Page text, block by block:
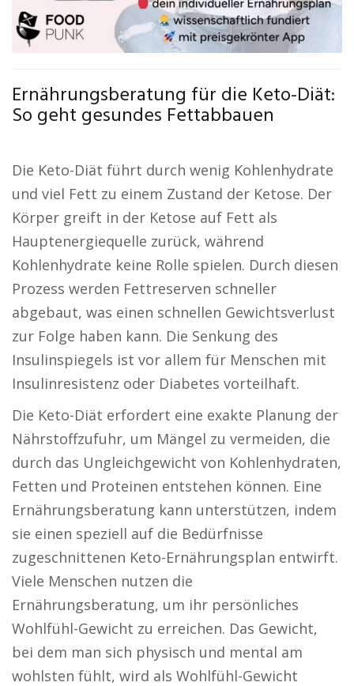
Ernährungsberatung für die Keto-Diät:
So geht gesundes Fettabbauen
Die Keto-Diät führt durch wenig Kohlenhydrate
und viel Fett zu einem Zustand der Ketose. Der
Körper greift in der Ketose auf Fett als
Hauptenergiequelle zurück, während
Kohlenhydrate keine Rolle spielen. Durch diesen
Prozess werden Fettreserven schneller
abgebaut, was einen schnellen Gewichtsverlust
zur Folge haben kann. Die Senkung des
Insulinspiegels ist vor allem für Menschen mit
Insulinresistenz oder Diabetes vorteilhaft.
Die Keto-Diät erfordert eine exakte Planung der
Nährstoffzufuhr, um Mängel zu vermeiden, die
durch das Ungleichgewicht von Kohlenhydraten,
Fetten und Proteinen entstehen können. Eine
Ernährungsberatung kann unterstützen, indem
sie einen speziell auf die Bedürfnisse
zugeschnittenen Keto-Ernährungsplan entwirft.
Viele Menschen nutzen die
Ernährungsberatung, um ihr persönliches
Wohlfühl-Gewicht zu erreichen. Das Gewicht,
bei dem man sich physisch und mental am
wohlsten fühlt, wird als Wohlfühl-Gewicht